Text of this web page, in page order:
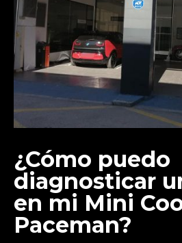
¿Cómo puedo
diagnosticar
en mi Mini
Paceman?